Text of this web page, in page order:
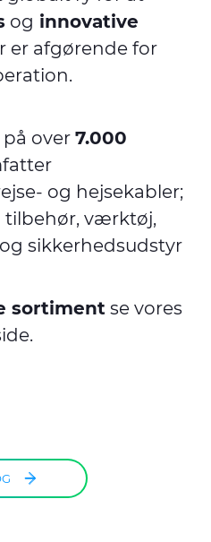
og innovative
er afgørende for
over 7.000
og hejsekabler;
tilbehør, værktøj,
sikkerhedsudstyr
sortiment se vores
.